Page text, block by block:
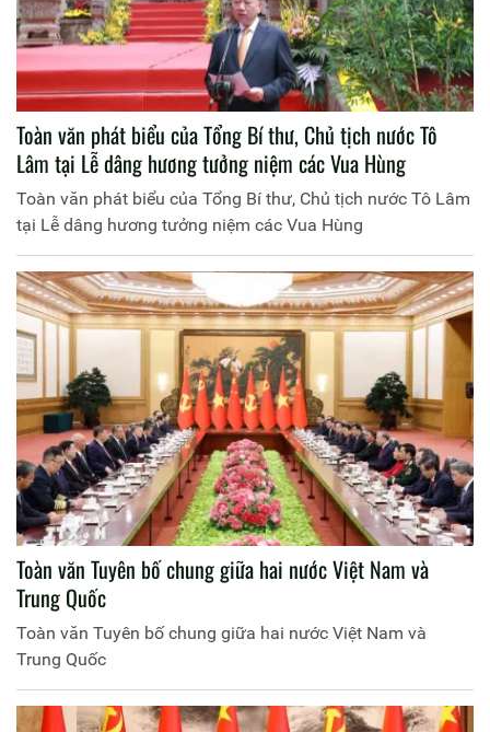
Toàn văn phát biểu của Tổng Bí thư, Chủ tịch nước Tô
Lâm tại Lễ dâng hương tưởng niệm các Vua Hùng
Toàn văn phát biểu của Tổng Bí thư, Chủ tịch nước Tô Lâm
tại Lễ dâng hương tưởng niệm các Vua Hùng
Toàn văn Tuyên bố chung giữa hai nước Việt Nam và
Trung Quốc
Toàn văn Tuyên bố chung giữa hai nước Việt Nam và
Trung Quốc